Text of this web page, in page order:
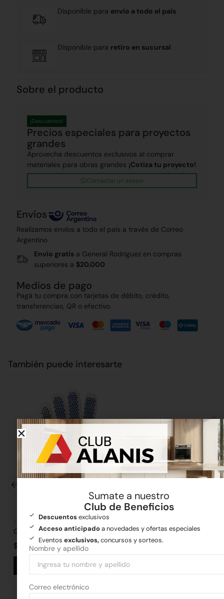
Disponible para envío a todo el país
Disponible para retiro en sucursal
Sobre el producto
Precios especiales para proyectos
grandes
¡Descuentos!
Aprovecha descuentos exclusivos al comprar
materiales para obras grandes ¡Cotiza tu proyecto!
Contactar un asesor
Envíos
Realizamos envíos a todo el país a través de Correo
Argentino
Envío gratis a General Rodríguez en compras
superiores a $20.000
Medios de pago
Pagá tu compra con tarjetas de débito, crédito,
transferencias, QR o efectivo.
También puede interesarte
Guante Moteado
$ 1.386,76
Añadir al carrito
Fratacho de Pino
$ 2.487,00
Sumate a nuestro
Club de Beneficios
Descuentosexclusivos
Acceso anticipadoa novedades y ofertas especiales
Eventos exclusivos,concursos y sorteos.
Nombre y apellido
Correo electrónico